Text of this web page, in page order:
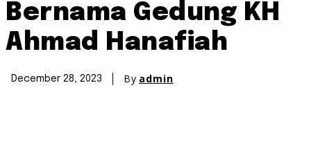
Bernama Gedung KH
Ahmad Hanafiah
December 28, 2023 By admin